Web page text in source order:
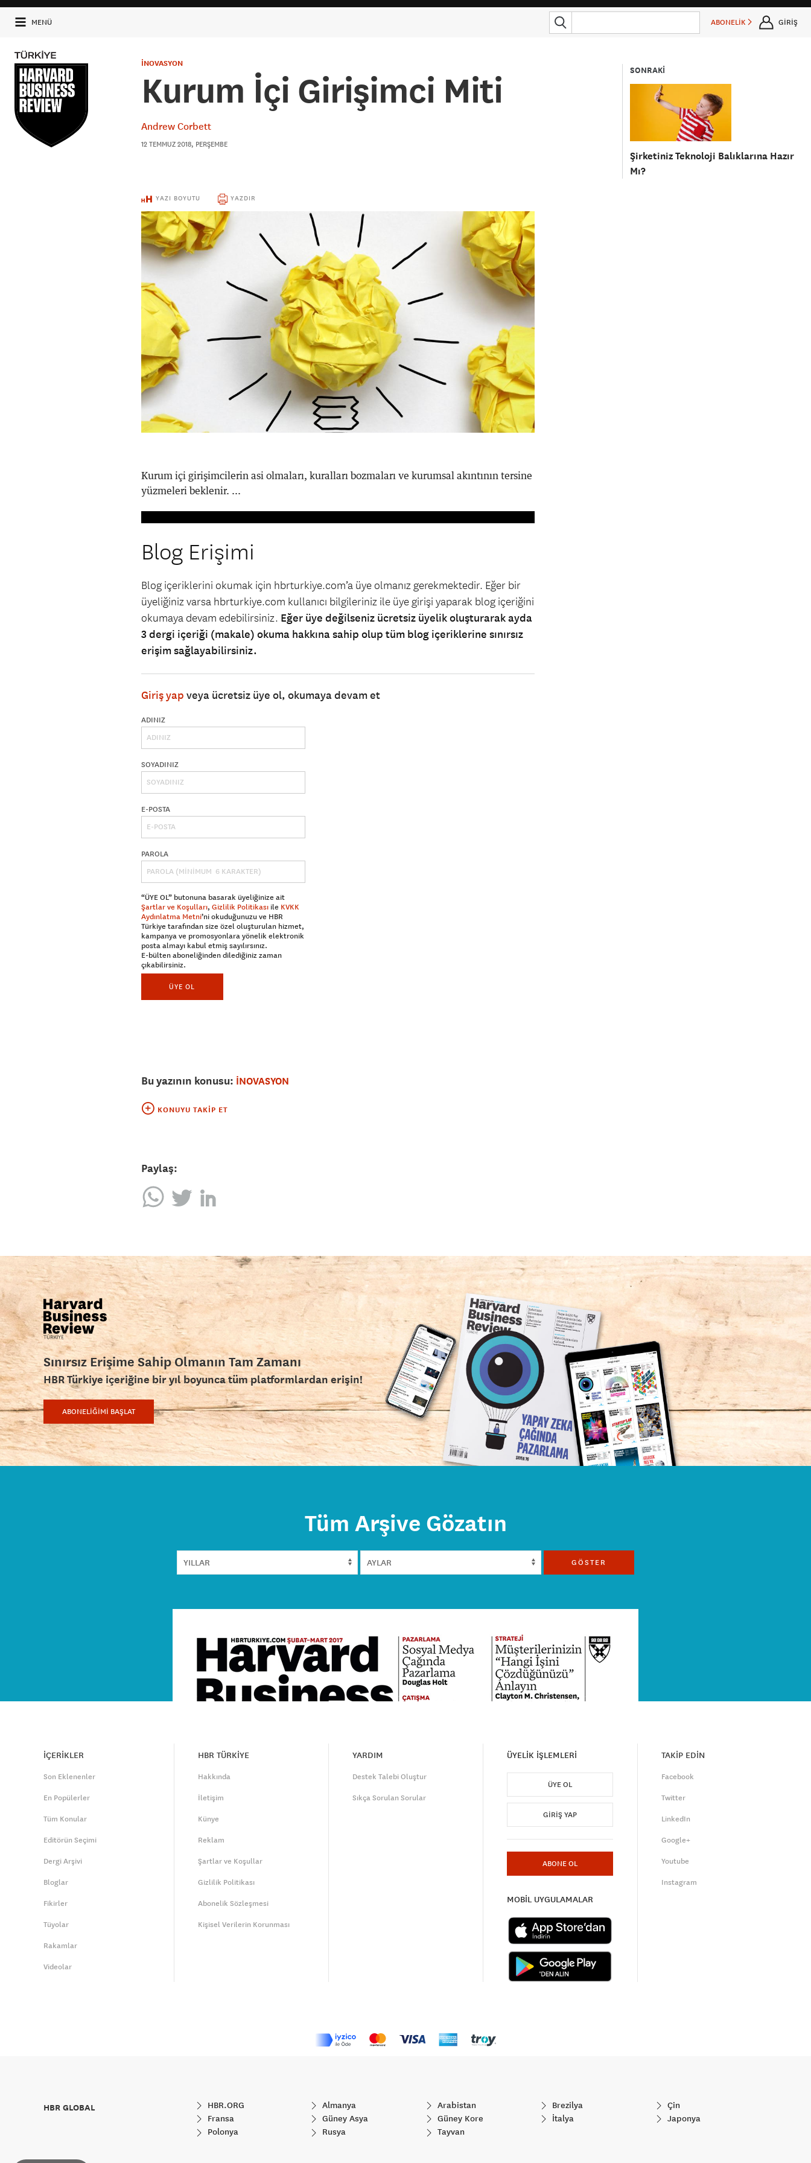
MENÜ ABONELİK GİRİŞ
SONRAKİ
Şirketiniz Teknoloji Balıklarına Hazır
Mı?
İNOVASYON
Kurum İçi Girişimci Miti
Andrew Corbett
12 TEMMUZ 2018, PERŞEMBE
YAZI BOYUTU YAZDIR
Kurum içi girişimcilerin asi olmaları, kuralları bozmaları ve kurumsal akıntının tersine
yüzmeleri beklenir. ...
Blog Erişimi
Blog içeriklerini okumak için hbrturkiye.com’a üye olmanız gerekmektedir. Eğer bir
üyeliğiniz varsa hbrturkiye.com kullanıcı bilgileriniz ile üye girişi yaparak blog içeriğini
okumaya devam edebilirsiniz. Eğer üye değilseniz ücretsiz üyelik oluşturarak ayda
3 dergi içeriği (makale) okuma hakkına sahip olup tüm blog içeriklerine sınırsız
erişim sağlayabilirsiniz.
Giriş yap veya ücretsiz üye ol, okumaya devam et
ADINIZ
SOYADINIZ
E-POSTA
PAROLA
“ÜYE OL” butonuna basarak üyeliğinize ait
Şartlar ve Koşulları, Gizlilik Politikası ile KVKK
Aydınlatma Metni’ni okuduğunuzu ve HBR
Türkiye tarafından size özel oluşturulan hizmet,
kampanya ve promosyonlara yönelik elektronik
posta almayı kabul etmiş sayılırsınız.
E-bülten aboneliğinden dilediğiniz zaman
çıkabilirsiniz.
ÜYE OL
Bu yazının konusu: İNOVASYON
KONUYU TAKIP ET
Paylaş:
Sınırsız Erişime Sahip Olmanın Tam Zamanı
HBR Türkiye içeriğine bir yıl boyunca tüm platformlardan erişin!
ABONELİĞİMİ BAŞLAT
Tüm Arşive Gözatın
GÖSTER
İÇERİKLER
Son Eklenenler
En Popülerler
Tüm Konular
Editörün Seçimi
Dergi Arşivi
Bloglar
Fikirler
Tüyolar
Rakamlar
Videolar
HBR TÜRKİYE
Hakkında
İletişim
Künye
Reklam
Şartlar ve Koşullar
Gizlilik Politikası
Abonelik Sözleşmesi
Kişisel Verilerin Korunması
YARDIM
Destek Talebi Oluştur
Sıkça Sorulan Sorular
ÜYELİK İŞLEMLERİ
ÜYE OL
GIRIŞ YAP
ABONE OL
MOBİL UYGULAMALAR
TAKİP EDİN
Facebook
Twitter
LinkedIn
Google+
Youtube
Instagram
HBR GLOBAL HBR.ORG Almanya Arabistan Brezilya
Çin
Fransa
Güney Asya Güney Kore İtalya
Japonya
Polonya
Rusya Tayvan